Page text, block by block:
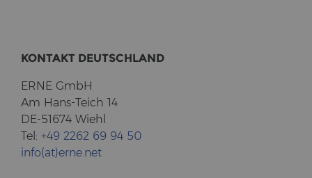
KON­TAKT DEUTSCH­LAND
ERNE GmbH
Am Hans-​Teich 14
DE-51674 Wiehl
Tel: +49 2262 69 94 50
info(at)erne.net